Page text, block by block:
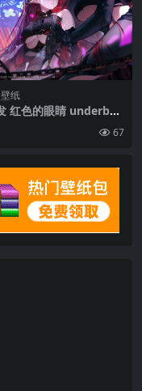
纸
红色的眼睛 underboo
长头发 动漫 动漫女孩67